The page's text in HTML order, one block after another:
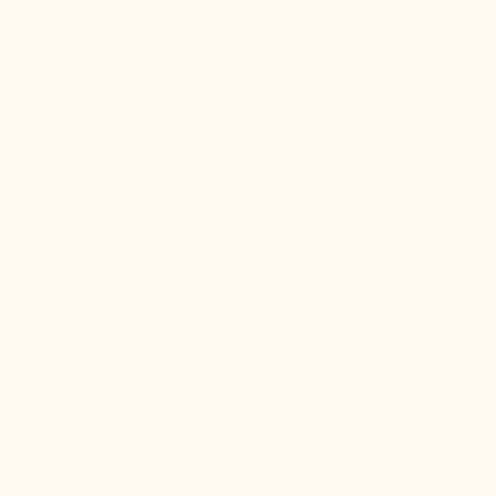
erfaringer med
Vi